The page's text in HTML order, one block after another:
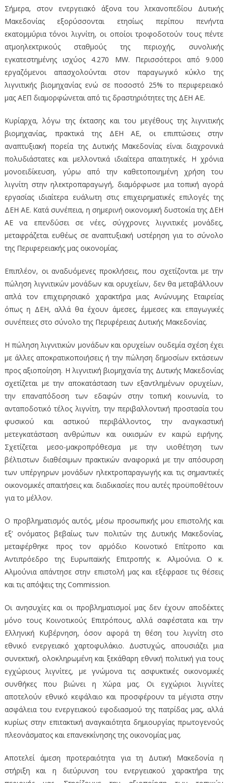
Σήμερα, στον ενεργειακό άξονα του λεκανοπεδίου Δυτικής
Μακεδονίας εξορύσσονται ετησίως περίπου πενήντα
εκατομμύρια τόνοι λιγνίτη, οι οποίοι τροφοδοτούν τους πέντε
ατμοηλεκτρικούς σταθμούς της περιοχής, συνολικής
εγκατεστημένης ισχύος 4.270 MW. Περισσότεροι από 9.000
εργαζόμενοι απασχολούνται στον παραγωγικό κύκλο της
λιγνιτικής βιομηχανίας ενώ σε ποσοστό 25% το περιφερειακό
μας ΑΕΠ διαμορφώνεται από τις δραστηριότητες της ΔΕΗ ΑΕ.
Κυρίαρχα, λόγω της έκτασης και του μεγέθους της λιγνιτικής
βιομηχανίας, πρακτικά της ΔΕΗ ΑΕ, οι επιπτώσεις στην
αναπτυξιακή πορεία της Δυτικής Μακεδονίας είναι διαχρονικά
πολυδιάστατες και μελλοντικά ιδιαίτερα απαιτητικές. Η χρόνια
μονοειδίκευση, γύρω από την καθετοποιημένη χρήση του
λιγνίτη στην ηλεκτροπαραγωγή, διαμόρφωσε μια τοπική αγορά
εργασίας ιδιαίτερα ευάλωτη στις επιχειρηματικές επιλογές της
ΔΕΗ ΑΕ. Κατά συνέπεια, η σημερινή οικονομική δυστοκία της ΔΕΗ
ΑΕ να επενδύσει σε νέες, σύγχρονες λιγνιτικές μονάδες,
μεταφράζεται ευθέως σε αναπτυξιακή υστέρηση για το σύνολο
της Περιφερειακής μας οικονομίας.
Επιπλέον, οι αναδυόμενες προκλήσεις, που σχετίζονται με την
πώληση λιγνιτικών μονάδων και ορυχείων, δεν θα μεταβάλλουν
απλά τον επιχειρησιακό χαρακτήρα μιας Ανώνυμης Εταιρείας
όπως η ΔΕΗ, αλλά θα έχουν άμεσες, έμμεσες και επαγωγικές
συνέπειες στο σύνολο της Περιφέρειας Δυτικής Μακεδονίας.
Η πώληση λιγνιτικών μονάδων και ορυχείων ουδεμία σχέση έχει
με άλλες αποκρατικοποιήσεις ή την πώληση δημοσίων εκτάσεων
προς αξιοποίηση. Η λιγνιτική βιομηχανία της Δυτικής Μακεδονίας
σχετίζεται με την αποκατάσταση των εξαντλημένων ορυχείων,
την επαναπόδοση των εδαφών στην τοπική κοινωνία, το
ανταποδοτικό τέλος λιγνίτη, την περιβαλλοντική προστασία του
φυσικού και αστικού περιβάλλοντος, την αναγκαστική
μετεγκατάσταση ανθρώπων και οικισμών εν καιρώ ειρήνης.
Σχετίζεται μεσο-μακροπρόθεσμα με την υιοθέτηση των
βέλτιστων διαθέσιμων πρακτικών αναφορικά με την απόσυρση
των υπέργηρων μονάδων ηλεκτροπαραγωγής και τις σημαντικές
οικονομικές απαιτήσεις και διαδικασίες που αυτές προϋποθέτουν
για το μέλλον.
Ο προβληματισμός αυτός, μέσω προσωπικής μου επιστολής και
εξ’ ονόματος βεβαίως των πολιτών της Δυτικής Μακεδονίας,
μεταφέρθηκε προς τον αρμόδιο Κοινοτικό Επίτροπο και
Αντιπρόεδρο της Ευρωπαϊκής Επιτροπής κ. Αλμούνια. Ο κ.
Αλμούνια απάντησε στην επιστολή μας και εξέφρασε τις θέσεις
και τις απόψεις της Commission.
Οι ανησυχίες και οι προβληματισμοί μας δεν έχουν αποδέκτες
μόνο τους Κοινοτικούς Επιτρόπους, αλλά σαφέστατα και την
Ελληνική Κυβέρνηση, όσον αφορά τη θέση του λιγνίτη στο
εθνικό ενεργειακό χαρτοφυλάκιο. Δυστυχώς, απουσιάζει μια
συνεκτική, ολοκληρωμένη και ξεκάθαρη εθνική πολιτική για τους
εγχώριους λιγνίτες, με γνώμονα τις ασφυκτικές οικονομικές
συνθήκες που βιώνει η Χώρα μας. Οι εγχώριοι λιγνίτες
αποτελούν εθνικό κεφάλαιο και προσφέρουν τα μέγιστα στην
ασφάλεια του ενεργειακού εφοδιασμού της πατρίδας μας, αλλά
κυρίως στην επιτακτική αναγκαιότητα δημιουργίας πρωτογενούς
πλεονάσματος και επανεκκίνησης της οικονομίας μας.
Αποτελεί άμεση προτεραιότητα για τη Δυτική Μακεδονία η
στήριξη και η διεύρυνση του ενεργειακού χαρακτήρα της